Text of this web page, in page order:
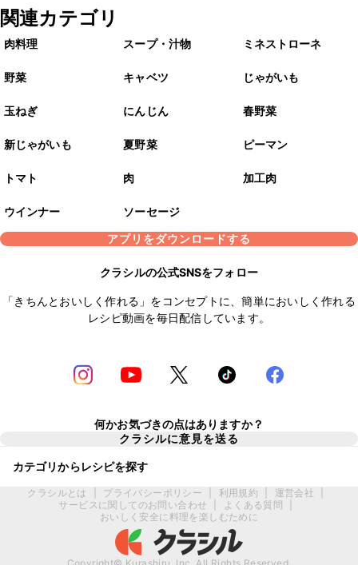
関連カテゴリ
肉料理 スープ・汁物 ミネストローネ
野菜 キャベツ じゃがいも
玉ねぎ にんじん 春野菜
新じゃがいも 夏野菜 ピーマン
トマト 肉 加工肉
ウインナー
ソーセージ
アプリをダウンロードする
クラシルの公式SNSをフォロー
「きちんとおいしく作れる」をコンセプトに、簡単においしく作れる
レシピ動画を毎日配信しています。
何かお気づきの点はありますか？
クラシルに意見を送る
カテゴリからレシピを探す
クラシルとは プライバシーポリシー 利用規約 運営会社
サービスに関してのお問い合わせ
よくある質問
おいしく安全に料理を楽しむために